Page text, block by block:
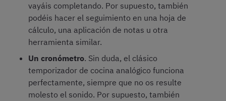
vayáis completando. Por supuesto, también
podéis hacer el seguimiento en una hoja de
cálculo, una aplicación de notas u otra
herramienta similar.
Un cronómetro. Sin duda, el clásico
temporizador de cocina analógico funciona
perfectamente, siempre que no os resulte
molesto el sonido. Por supuesto, también